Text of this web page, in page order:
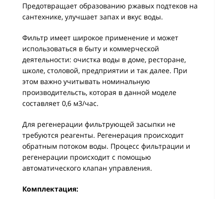
Предотвращает образованию ржавых подтеков на
сантехнике, улучшает запах и вкус воды.
Фильтр имеет широкое применение и может
использоваться в быту и коммерческой
деятельности: очистка воды в доме, ресторане,
школе, столовой, предприятии и так далее. При
этом важно учитывать номинальную
производительсть, которая в данной моделе
составляет 0,6 м3/час.
Для регенерации фильтрующей засыпки не
требуются реагенты. Регенерация происходит
обратным потоком воды. Процесс фильтрации и
регенерации происходит с помощью
автоматического клапан управления.
Комплектация: